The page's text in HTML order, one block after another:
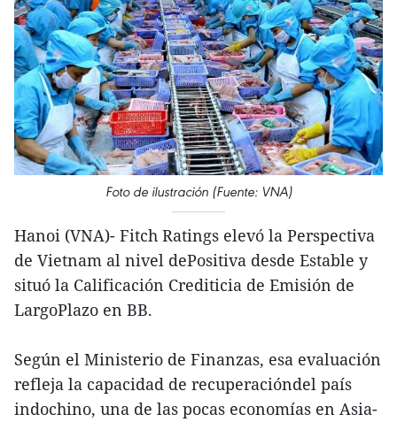
Foto de ilustración (Fuente: VNA)
Hanoi (VNA)- Fitch Ratings elevó la Perspectiva
de Vietnam al nivel dePositiva desde Estable y
situó la Calificación Crediticia de Emisión de
LargoPlazo en BB.
Según el Ministerio de Finanzas, esa evaluación
refleja la capacidad de recuperacióndel país
indochino, una de las pocas economías en Asia-